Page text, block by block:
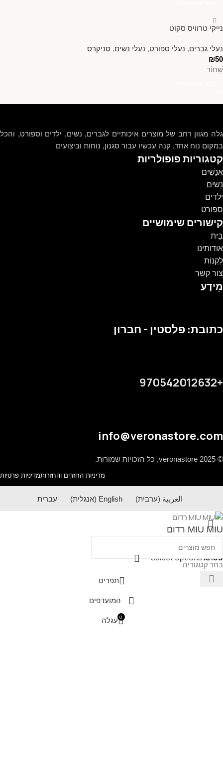
נייקי טרוויס סקוט
נעלי גברים, נעלי ספורט, נעלי נשים, סניקרס
₪50
שָׁחוֹר
גלה מגוון רחב של מוצרים איכותיים לגברים, נשים, ילדים וספורט, והכל
במקום נוח אחד. קנה עכשיו עבור סגנון, נוחות וביצועים
קטגוריות פופולריות
אֲנָשִׁים
נָשִׁים
ילדים
ספורט
קישורים שימושיים
בַּיִת
אודותינו
לִקְנוֹת
צור קשר
מֵידָע
כתובת: פלסטין - חברון
+970542012632
info@veronastore.com
© 2025 veronastore, כל הזכויות שמורות.
מדיניות החזרים והחזרותמדיניות פרטיות
العربية (ערבית)
English
(אנגלית) עברית
בחר קטגוריה
MIU MIU רדום
₪100
Select options
תפריט
המועדפים
0 עגלה